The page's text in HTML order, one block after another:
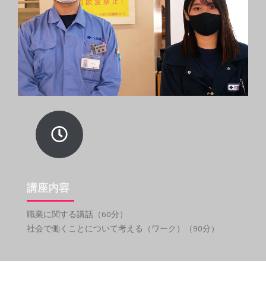
講座内容
職業に関する講話（60分）
社会で働くことについて考える（ワーク）（90分）